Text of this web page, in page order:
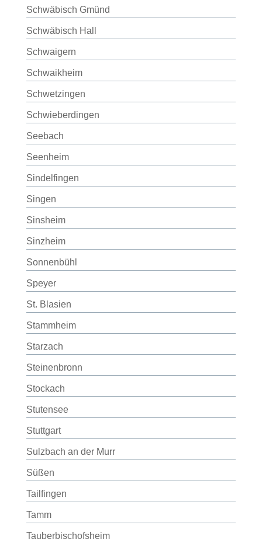
Schwäbisch Gmünd
Schwäbisch Hall
Schwaigern
Schwaikheim
Schwetzingen
Schwieberdingen
Seebach
Seenheim
Sindelfingen
Singen
Sinsheim
Sinzheim
Sonnenbühl
Speyer
St. Blasien
Stammheim
Starzach
Steinenbronn
Stockach
Stutensee
Stuttgart
Sulzbach an der Murr
Süßen
Tailfingen
Tamm
Tauberbischofsheim